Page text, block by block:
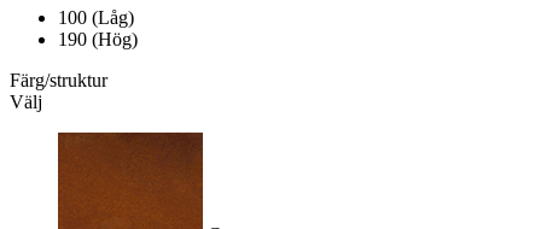
100 (Låg)
190 (Hög)
Färg/struktur
Välj